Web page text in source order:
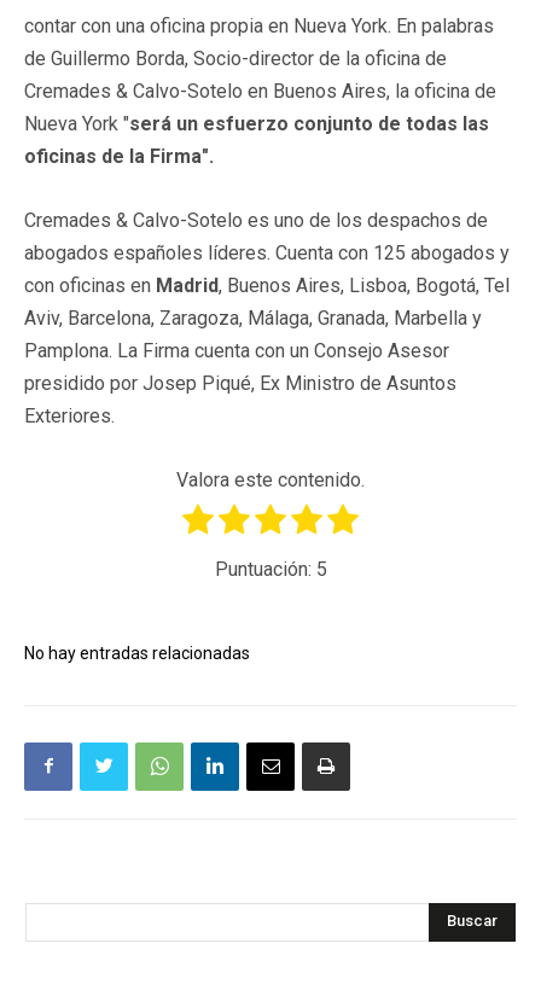
contar con una oficina propia en Nueva York. En palabras
de Guillermo Borda, Socio-director de la oficina de
Cremades & Calvo-Sotelo en Buenos Aires, la oficina de
Nueva York "será un esfuerzo conjunto de todas las
oficinas de la Firma".
Cremades & Calvo-Sotelo es uno de los despachos de
abogados españoles líderes. Cuenta con 125 abogados y
con oficinas en Madrid, Buenos Aires, Lisboa, Bogotá, Tel
Aviv, Barcelona, Zaragoza, Málaga, Granada, Marbella y
Pamplona. La Firma cuenta con un Consejo Asesor
presidido por Josep Piqué, Ex Ministro de Asuntos
Exteriores.
Valora este contenido.
Puntuación: 5
No hay entradas relacionadas
Buscar